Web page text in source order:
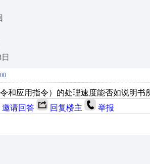
和应用指令）的处理速度能否如说明书
邀请回答 回复楼主 举报